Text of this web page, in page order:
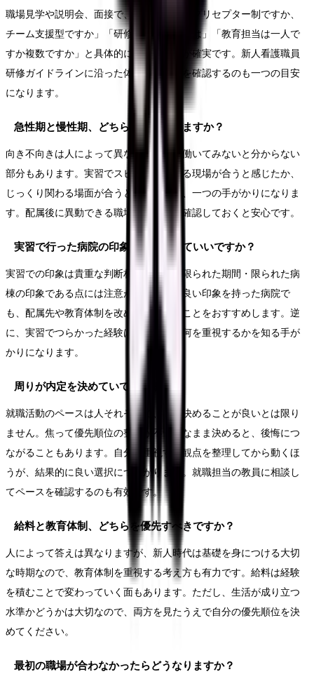
職場見学や説明会、面接で、「新人教育はプリセプター制ですか、
チーム支援型ですか」「研修の期間と内容は」「教育担当は一人で
すか複数ですか」と具体的に質問するのが確実です。新人看護職員
研修ガイドラインに沿った体制があるかを確認するのも一つの目安
になります。
急性期と慢性期、どちらが向いていますか？
向き不向きは人によって異なり、実際に働いてみないと分からない
部分もあります。実習でスピード感のある現場が合うと感じたか、
じっくり関わる場面が合うと感じたかが、一つの手がかりになりま
す。配属後に異動できる職場かどうかも確認しておくと安心です。
実習で行った病院の印象だけで決めていいですか？
実習での印象は貴重な判断材料ですが、限られた期間・限られた病
棟の印象である点には注意が必要です。良い印象を持った病院で
も、配属先や教育体制を改めて確認することをおすすめします。逆
に、実習でつらかった経験は、就職先で何を重視するかを知る手が
かりになります。
周りが内定を決めていて焦ります。
就職活動のペースは人それぞれで、早く決めることが良いとは限り
ません。焦って優先順位の整理が不十分なまま決めると、後悔につ
ながることもあります。自分の重視する観点を整理してから動くほ
うが、結果的に良い選択につながります。就職担当の教員に相談し
てペースを確認するのも有効です。
給料と教育体制、どちらを優先すべきですか？
人によって答えは異なりますが、新人時代は基礎を身につける大切
な時期なので、教育体制を重視する考え方も有力です。給料は経験
を積むことで変わっていく面もあります。ただし、生活が成り立つ
水準かどうかは大切なので、両方を見たうえで自分の優先順位を決
めてください。
最初の職場が合わなかったらどうなりますか？